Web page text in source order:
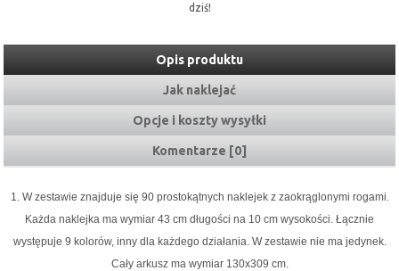
dziś!
Opis produktu
Jak naklejać
Opcje i koszty wysyłki
Komentarze [0]
1. W zestawie znajduje się 90 prostokątnych naklejek z zaokrąglonymi rogami.
Każda naklejka ma wymiar 43 cm długości na 10 cm wysokości. Łącznie
występuje 9 kolorów, inny dla każdego działania. W zestawie nie ma jedynek.
Cały arkusz ma wymiar 130x309 cm.